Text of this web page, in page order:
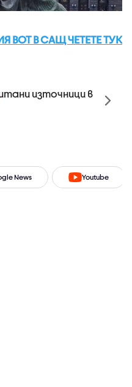
ВОТ В САЩ ЧЕТЕТЕ ТУК
източници в
News Youtube